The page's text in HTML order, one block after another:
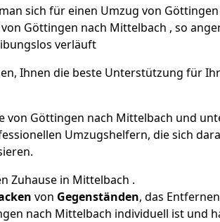
sich für einen Umzug von
Göttingen nach Mittelbach , so
verläuft
Ihnen die beste Unterstützung für
von Göttingen nach Mittelbach und
Umzugshelfern, die sich
Zuhause in Mittelbach .
von Gegenständen, das
nach Mittelbach individuell ist und